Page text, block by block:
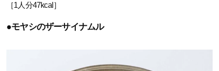
［1人分47kcal］
●モヤシのザーサイナムル